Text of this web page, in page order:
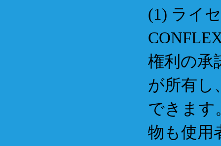
(1) ライ
権利の承
が所有し
できます
物も使用